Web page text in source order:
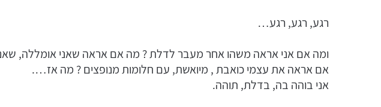
רגע, רגע, רגע…
ומה אם אני אראה משהו אחר מעבר לדלת ? מה אם אראה שאני אומללה,
אם אראה את עצמי כואבת , מיואשת, עם חלומות מנופצים ? מה אז….
אני בוהה בה, בדלת, תוהה.